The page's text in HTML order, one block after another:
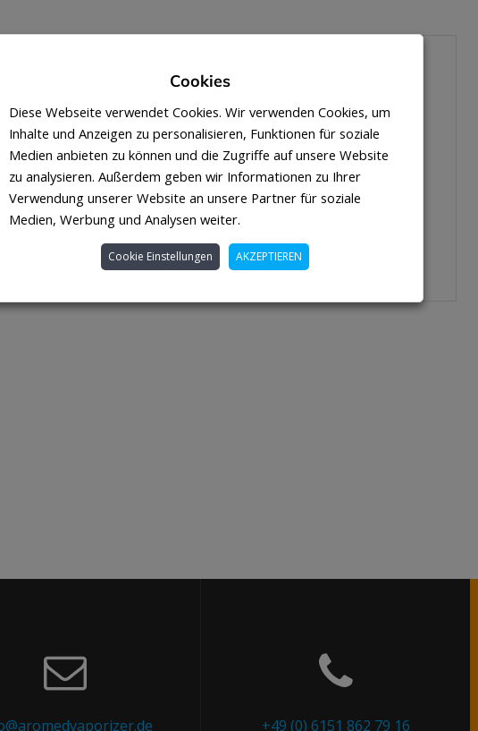
Phyto-Inhalation – Heilkräuter und
– Heilkräuter und Vaporizer – Artikel im Hanf Journal, 10
präsentieren stolz die Neuauflage ihres Standardwerks
Die jetzt 20. Auflage hat einen erweiterten und
4-farbig. Dieses schöne Buch geht nicht nur auf die
+49 (0) 6151 862 79 16
Cookies
Diese Webseite verwendet Cookies. Wir verwenden Cookies, um
Inhalte und Anzeigen zu personalisieren, Funktionen für soziale
Medien anbieten zu können und die Zugriffe auf unsere Website
zu analysieren. Außerdem geben wir Informationen zu Ihrer
Verwendung unserer Website an unsere Partner für soziale
Medien, Werbung und Analysen weiter.
Cookie Einstellungen AKZEPTIEREN